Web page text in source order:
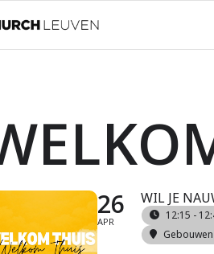
26
APR
WIL JE
12:15 -